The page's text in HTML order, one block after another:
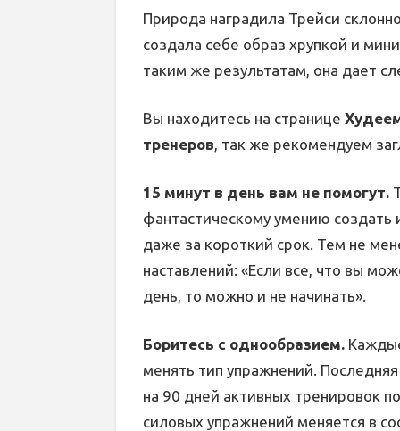
Природа наградила Трейси
создала себе образ хрупкой и
таким же результатам, она дает
Вы находитесь на странице
тренеров , так же рекомендуем
15 минут в день вам не помогут.
фантастическому умению
даже за короткий срок. Тем не
наставлений: «Если все, что вы
день, то можно и не начинать».
Боритесь с однообразием.
менять тип упражнений.
на 90 дней активных тренировок
силовых упражнений меняется в